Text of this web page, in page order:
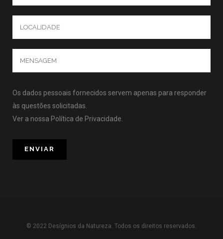
Os dados pessoais fornecidos servem apenas para responder
às questões solicitadas.
Ver a nossa Política de Privacidade
© 2022 Desígnios da Natureza. Todos os direitos reservados.